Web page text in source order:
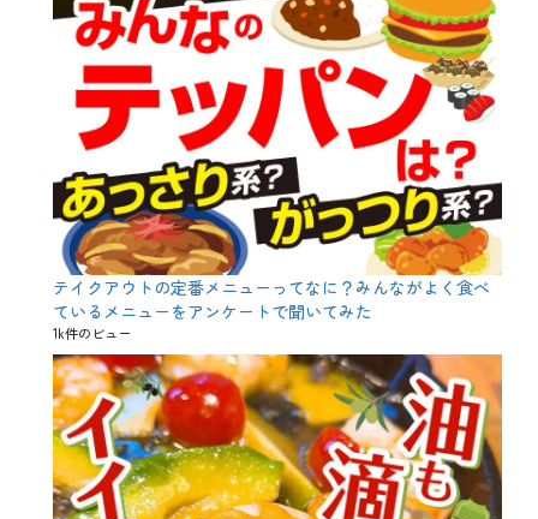
テイクアウトの定番メニューってなに？みんながよく食べ
ているメニューをアンケートで聞いてみた
1k件のビュー